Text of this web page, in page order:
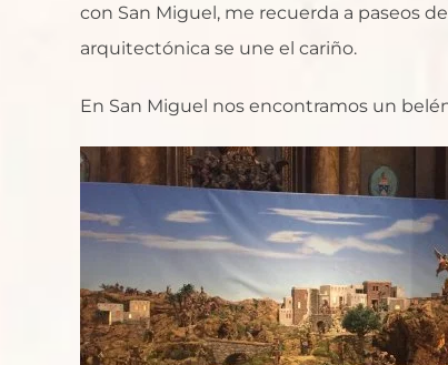
con San Miguel, me recuerda a paseos
arquitectónica se une el cariño.
En San Miguel nos encontramos un